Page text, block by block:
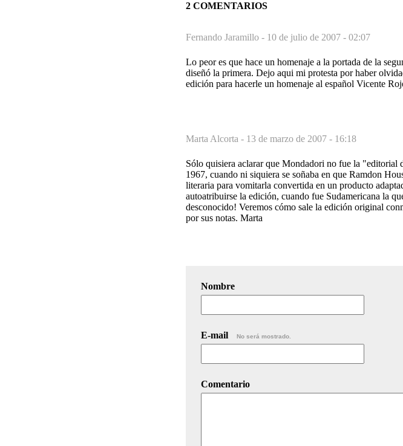
2 COMENTARIOS
Fernando Jaramillo - 10 de julio de 2007 - 02:07
Lo peor es que hace un homenaje a la portada de la
diseñó la primera. Dejo aqui mi protesta por haber
edición para hacerle un homenaje al español Vicente
Marta Alcorta - 13 de marzo de 2007 - 16:18
Sólo quisiera aclarar que Mondadori no fue la "editorial
1967, cuando ni siquiera se soñaba en que Ramdon
literaria para vomitarla convertida en un producto
autoatribuirse la edición, cuando fue Sudamericana la
desconocido! Veremos cómo sale la edición original
por sus notas. Marta
Nombre
E-mail No será mostrado.
Comentario